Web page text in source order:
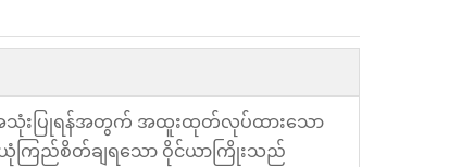
အသုံးပြုရန်အတွက် အထူးထုတ်လုပ်ထားသော
ယုံကြည်စိတ်ချရသော ဝိုင်ယာကြိုးသည်